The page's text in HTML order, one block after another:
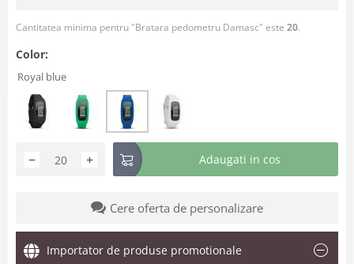
Cantitatea minima pentru "Bratara pedometru Damasc" este 20.
Color:
Royal blue
+
− Adaugati in cos
Cere oferta de personalizare
Importator de produse promotionale